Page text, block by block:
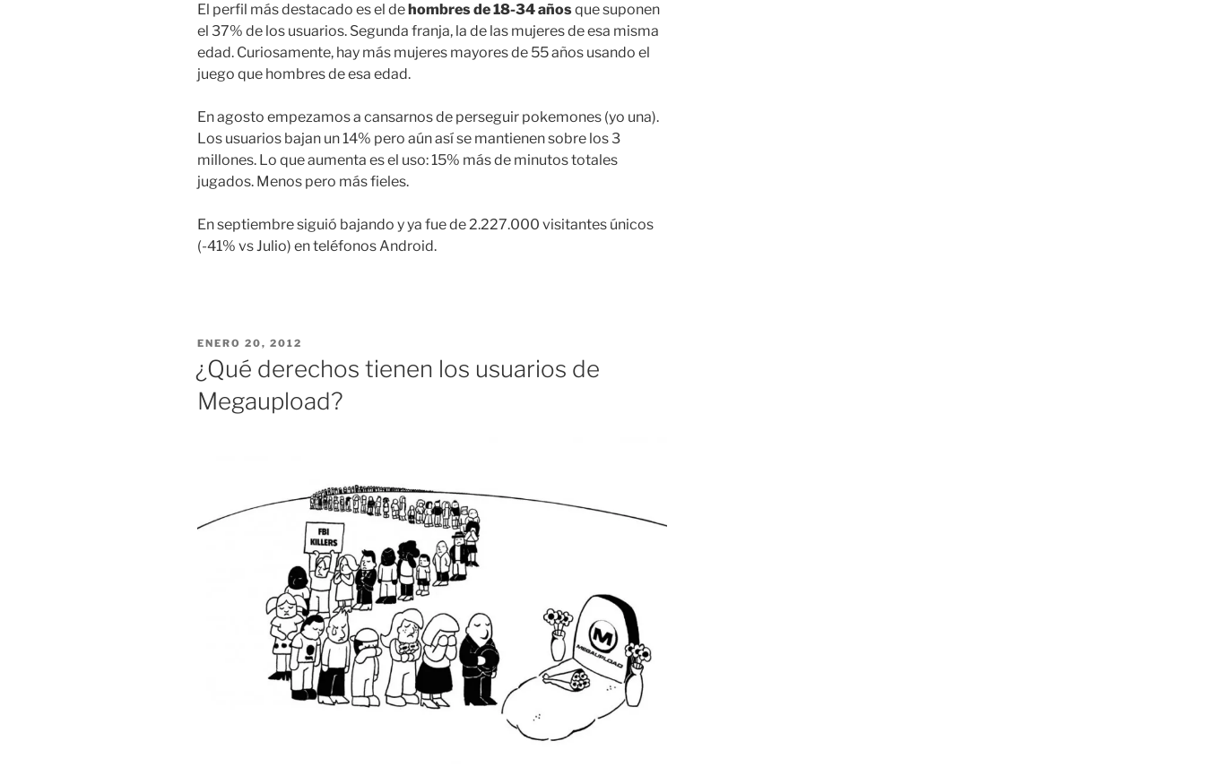
El perfil más destacado es el de hombres de 18-34 añosque suponen
el 37% de los usuarios. Segunda franja, la de las mujeres de esa misma
edad. Curiosamente, hay más mujeres mayores de 55 años usando el
juego que hombres de esa edad.
En agosto empezamos a cansarnos de perseguir pokemones (yo una).
Los usuarios bajan un 14% pero aún así se mantienen sobre los 3
millones. Lo que aumenta es el uso: 15% más de minutos totales
jugados. Menos pero más fieles.
En septiembre siguió bajando y ya fue de 2.227.000 visitantes únicos
(-41% vs Julio) en teléfonos Android.
PUBLICADO
ENERO 20, 2012
¿Qué derechos tienen los usuarios de
Megaupload?